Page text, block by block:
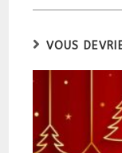
VOUS